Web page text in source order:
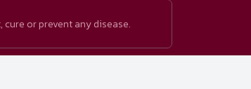
or prevent any disease.